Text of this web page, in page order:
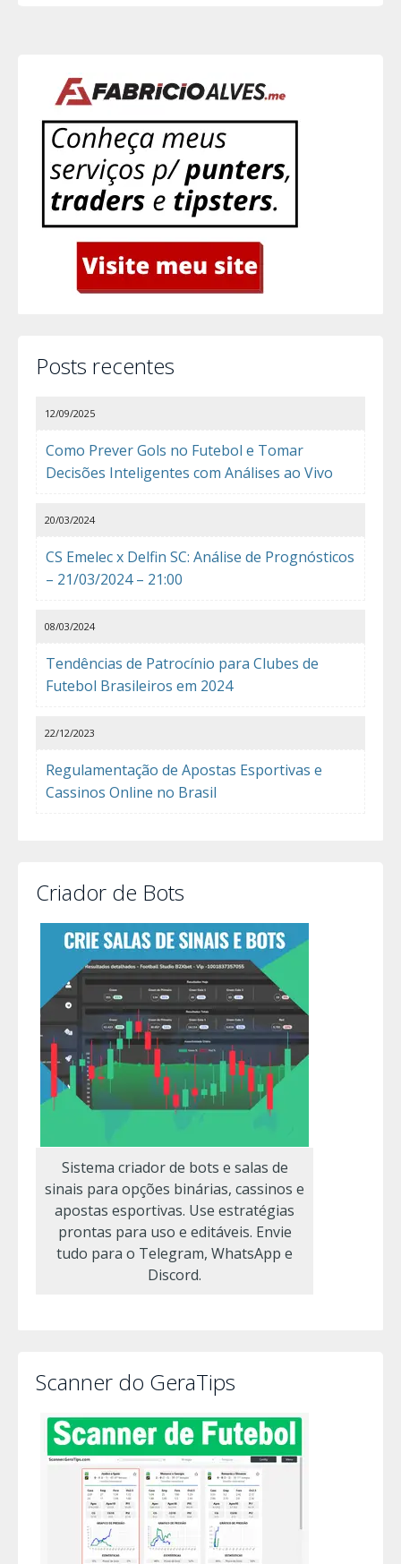
Posts recentes
Como Prever Gols no Futebol e Tomar
Decisões Inteligentes com Análises ao Vivo
12/09/2025
CS Emelec x Delfin SC: Análise de Prognósticos
– 21/03/2024 – 21:00
20/03/2024
Tendências de Patrocínio para Clubes de
Futebol Brasileiros em 2024
08/03/2024
Regulamentação de Apostas Esportivas e
Cassinos Online no Brasil
22/12/2023
Criador de Bots
Sistema criador de bots e salas de
sinais para opções binárias, cassinos e
apostas esportivas. Use estratégias
prontas para uso e editáveis. Envie
tudo para o Telegram, WhatsApp e
Discord.
Scanner do GeraTips